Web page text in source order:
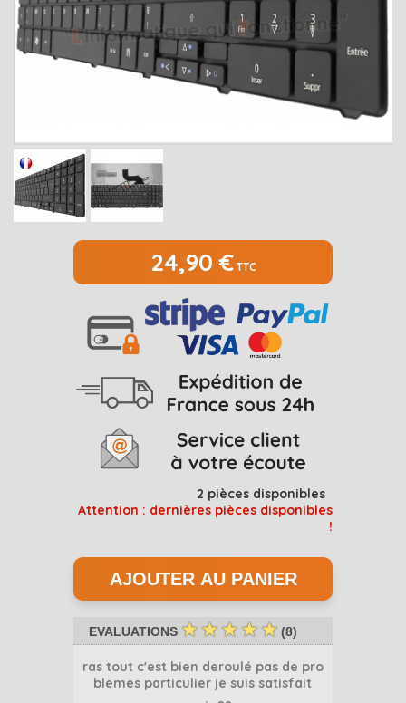
MEDION 2
Open submenu
MSI Open submenu
Open submenu
SAMSUNG
SONY
24,90 €TTC
2 pièces disponibles
Attention : dernières pièces disponibles
!
EVALUATIONS ☆☆☆☆☆ (8)
ras tout c'est bien deroulé pas de pro
blemes particulier je suis satisfait